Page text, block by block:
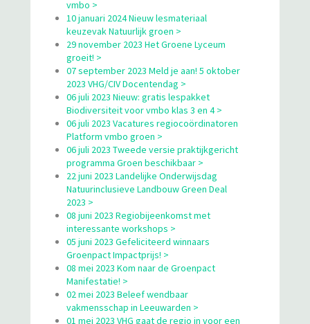
vmbo >
10 januari 2024 Nieuw lesmateriaal
keuzevak Natuurlijk groen >
29 november 2023 Het Groene Lyceum
groeit! >
07 september 2023 Meld je aan! 5 oktober
2023 VHG/CIV Docentendag >
06 juli 2023 Nieuw: gratis lespakket
Biodiversiteit voor vmbo klas 3 en 4 >
06 juli 2023 Vacatures regiocoördinatoren
Platform vmbo groen >
06 juli 2023 Tweede versie praktijkgericht
programma Groen beschikbaar >
22 juni 2023 Landelijke Onderwijsdag
Natuurinclusieve Landbouw Green Deal
2023 >
08 juni 2023 Regiobijeenkomst met
interessante workshops >
05 juni 2023 Gefeliciteerd winnaars
Groenpact Impactprijs! >
08 mei 2023 Kom naar de Groenpact
Manifestatie! >
02 mei 2023 Beleef wendbaar
vakmensschap in Leeuwarden >
01 mei 2023 VHG gaat de regio in voor een